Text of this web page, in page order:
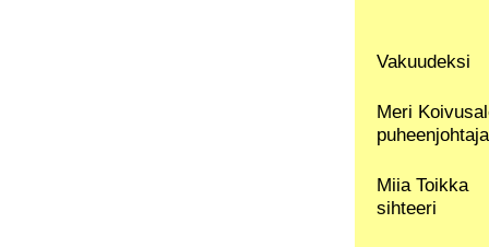
Vakuudeksi
Meri
puheenjohtaja
Miia Toikka
sihteeri